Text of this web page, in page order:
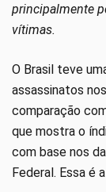
principalmente
vítimas.
O Brasil teve
assassinatos
comparação
que mostra o
com base nos
Federal. Essa é